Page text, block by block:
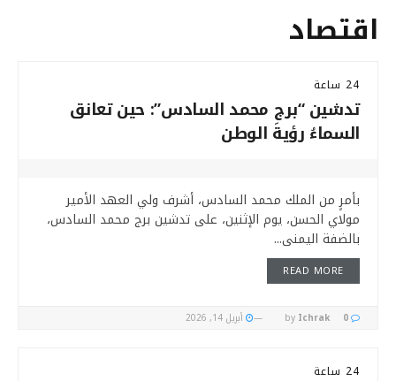
اقتصاد
24 ساعة
تدشين “برج محمد السادس”: حين تعانق
السماءُ رؤيةَ الوطن
بأمرٍ من الملك محمد السادس، أشرف ولي العهد الأمير
مولاي الحسن، يوم الإثنين، على تدشين برج محمد السادس،
بالضفة اليمنى...
READ MORE
by Ichrak أبريل 14, 2026
24 ساعة